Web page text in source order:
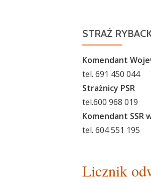
STRAŻ
Komendant
tel. 691 450 044
Strażnicy PSR
tel.600 968 019
Komendant SSR
tel. 604 551 195
Licznik